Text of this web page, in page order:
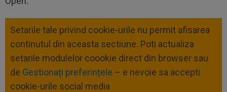
Setarile tale privind cookie-urile nu permit afisarea
continutul din aceasta sectiune. Poti actualiza
setarile modulelor coookie direct din browser sau
de Gestionați preferințele – e nevoie sa accepti
cookie-urile social media